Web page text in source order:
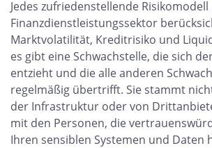
Jedes zufriedenstellende Risikomodell
Finanzdienstleistungssektor
Marktvolatilität, Kreditrisiko und
es gibt eine Schwachstelle, die sich
entzieht und die alle anderen
regelmäßig übertrifft. Sie stammt
der Infrastruktur oder von
mit den Personen, die
Ihren sensiblen Systemen und Daten